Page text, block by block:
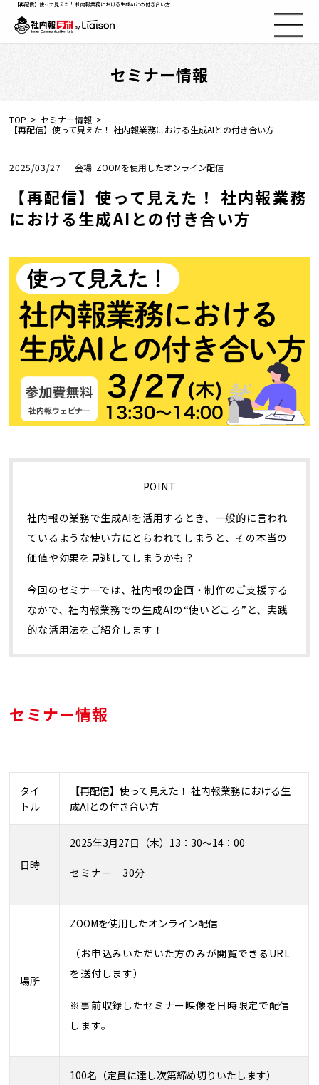
社内報ノウハウ
セミナー情報
Web社内報
資料コーナー
支援実績
トレンド用語集
社長ブログ
【再配信】使って見えた！ 社内報業務における生成AIとの付き合い方
セミナー情報
TOP
セミナー情報
【再配信】使って見えた！ 社内報業務における生成AIとの付き合い方
2025/03/27 ZOOMを使用したオンライン配信
【再配信】使って見えた！ 社内報業務
における生成AIとの付き合い方
POINT
社内報の業務で生成AIを活用するとき、一般的に言われ
ているような使い方にとらわれてしまうと、その本当の
価値や効果を見逃してしまうかも？
今回のセミナーでは、社内報の企画・制作のご支援する
なかで、社内報業務での生成AIの“使いどころ”と、実践
的な活用法をご紹介します！
セミナー情報
タイ
トル
【再配信】使って見えた！ 社内報業務における生
成AIとの付き合い方
日時
2025年3月27日（木） 13 ：30～14 ：00
セミナー 30分
場所
ZOOMを使用したオンライン配信
（お申込みいただいた方のみが閲覧できるURL
を送付します）
※事前収録したセミナー映像を日時限定で配信
します。
100名（定員に達し次第締め切りいたします）